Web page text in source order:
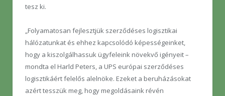
tesz ki.
„Folyamatosan fejlesztjük szerződéses logisztikai
hálózatunkat és ehhez kapcsolódó képességeinket,
hogy a kiszolgálhassuk ügyfeleink növekvő igényeit –
mondta el Harld Peters, a UPS európai szerződéses
logisztikáért felelős alelnöke. Ezeket a beruházásokat
azért tesszük meg, hogy megoldásaink révén